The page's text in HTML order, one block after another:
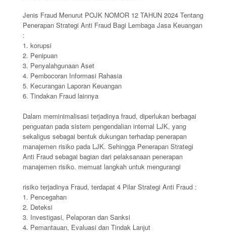
Jenis Fraud Menurut POJK NOMOR 12 TAHUN 2024 Tentang
Penerapan Strategi Anti Fraud Bagi Lembaga Jasa Keuangan
:
1. korupsi
2. ⁠Penipuan
3. ⁠Penyalahgunaan Aset
4. ⁠Pembocoran Informasi Rahasia
5. ⁠Kecurangan Laporan Keuangan
6. ⁠ Tindakan Fraud lainnya
Dalam meminimalisasi terjadinya fraud, diperlukan berbagai
penguatan pada sistem pengendalian internal LJK, yang
sekaligus sebagai bentuk dukungan terhadap penerapan
manajemen risiko pada LJK. Sehingga Penerapan Strategi
Anti Fraud sebagai bagian dari pelaksanaan penerapan
manajemen risiko. memuat langkah untuk mengurangi
risiko terjadinya Fraud, terdapat 4 Pilar Strategi Anti Fraud :
1. Pencegahan
2. Deteksi
3. Investigasi, Pelaporan dan Sanksi
4. Pemantauan, Evaluasi dan Tindak Lanjut